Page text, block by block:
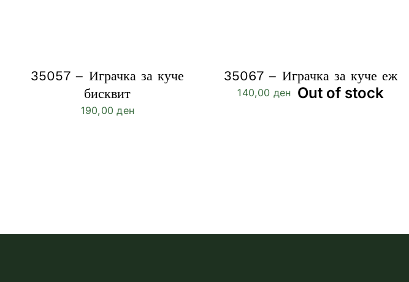
35057 – Играчка за куче
бисквит
190,00ден
35067 – Играчка за куче еж
140,00 ден Out of stock